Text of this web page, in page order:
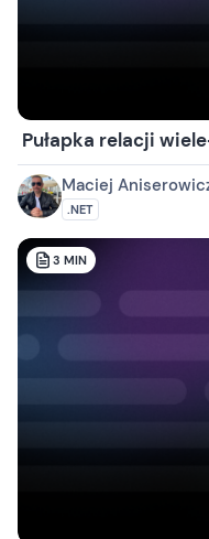
Pułapka relacji
Maciej
.NET
3 MIN